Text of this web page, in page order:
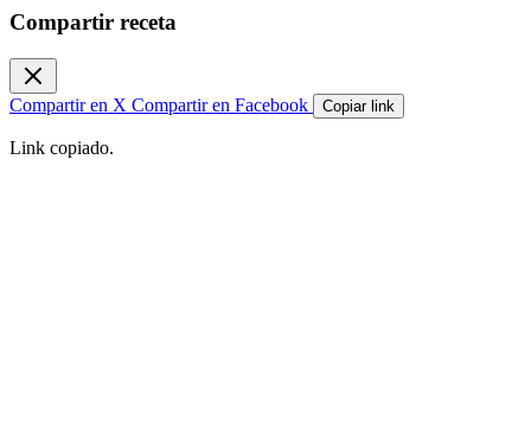
Compartir receta
Compartir en X Compartir en Facebook Copiar link
Link copiado.